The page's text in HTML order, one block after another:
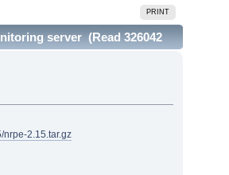
PRINT
server (Read 326042
nrpe-2.15.tar.gz